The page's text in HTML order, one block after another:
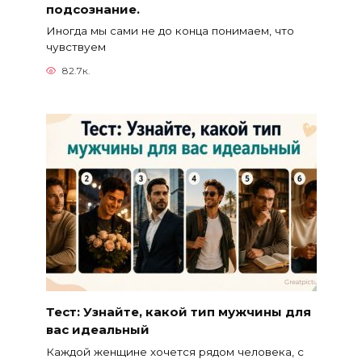
подсознание.
Иногда мы сами не до конца понимаем, что
чувствуем
82.7к.
Тест: Узнайте, какой тип мужчины для
вас идеальный
Каждой женщине хочется рядом человека, с